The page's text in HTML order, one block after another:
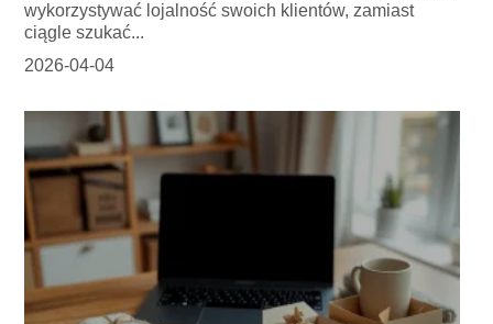
wykorzystywać lojalność swoich klientów, zamiast
ciągle szukać...
2026-04-04